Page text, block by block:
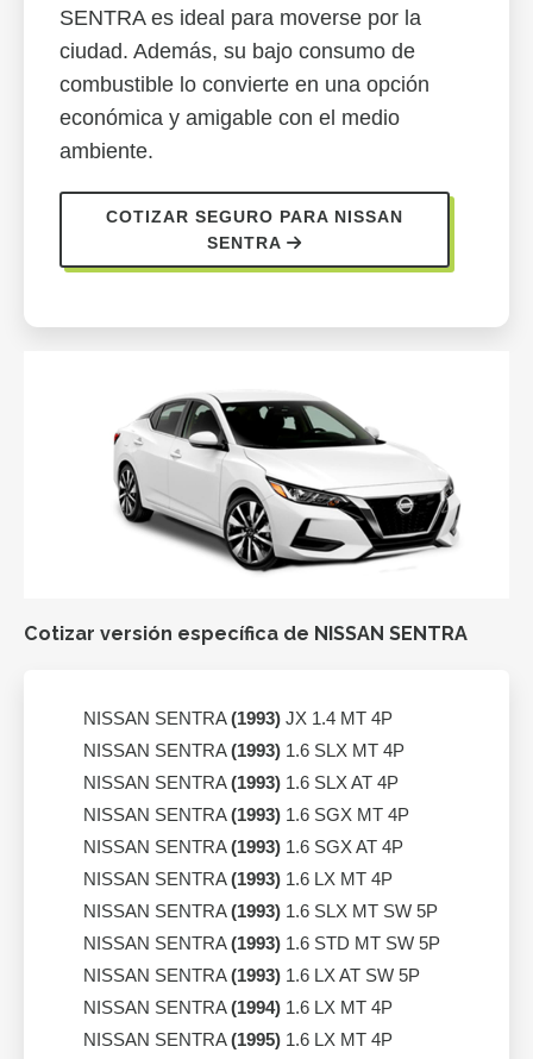
SENTRA es ideal para moverse por la
ciudad. Además, su bajo consumo de
combustible lo convierte en una opción
económica y amigable con el medio
ambiente.
COTIZAR SEGURO PARA NISSAN
SENTRA
Cotizar versión específica de NISSAN SENTRA
NISSAN SENTRA(1993) JX 1.4 MT 4P
NISSAN SENTRA(1993) 1.6 SLX MT 4P
NISSAN SENTRA(1993) 1.6 SLX AT 4P
NISSAN SENTRA(1993) 1.6 SGX MT 4P
NISSAN SENTRA(1993) 1.6 SGX AT 4P
NISSAN SENTRA(1993) 1.6 LX MT 4P
NISSAN SENTRA(1993) 1.6 SLX MT SW 5P
NISSAN SENTRA(1993) 1.6 STD MT SW 5P
NISSAN SENTRA(1993) 1.6 LX AT SW 5P
NISSAN SENTRA(1994) 1.6 LX MT 4P
NISSAN SENTRA(1995) 1.6 LX MT 4P